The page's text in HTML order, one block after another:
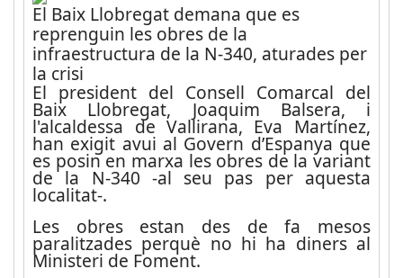
El Baix Llobregat demana que es
reprenguin les obres de la
infraestructura de la N-340, aturades per
la crisi
El president del Consell Comarcal del
Baix Llobregat, Joaquim Balsera, i
l'alcaldessa de Vallirana, Eva Martínez,
han exigit avui al Govern d’Espanya que
es posin en marxa les obres de la variant
de la N-340 -al seu pas per aquesta
localitat-.
Les obres estan des de fa mesos
paralitzades perquè no hi ha diners al
Ministeri de Foment.